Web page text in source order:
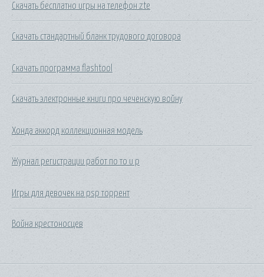
Скачать бесплатно игры на телефон zte
Скачать стандартный бланк трудового договора
Скачать программа flashtool
Скачать электронные книги про чеченскую войну
Хонда аккорд коллекционная модель
Журнал регистрации работ по то и р
Игры для девочек на psp торрент
Война крестоносцев